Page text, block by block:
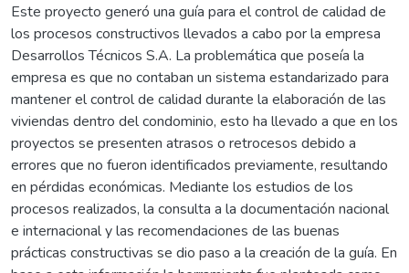
Este proyecto generó una guía para el control de calidad de
los procesos constructivos llevados a cabo por la empresa
Desarrollos Técnicos S.A. La problemática que poseía la
empresa es que no contaban un sistema estandarizado para
mantener el control de calidad durante la elaboración de las
viviendas dentro del condominio, esto ha llevado a que en los
proyectos se presenten atrasos o retrocesos debido a
errores que no fueron identificados previamente, resultando
en pérdidas económicas. Mediante los estudios de los
procesos realizados, la consulta a la documentación nacional
e internacional y las recomendaciones de las buenas
prácticas constructivas se dio paso a la creación de la guía. En